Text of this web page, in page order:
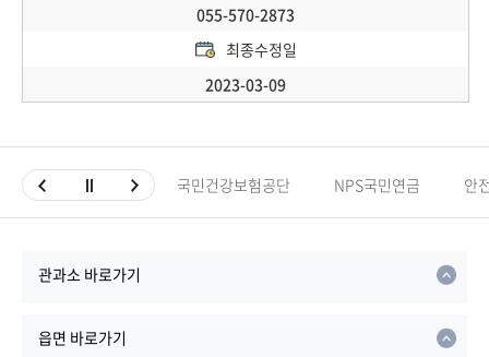
055-570-2873
최종수정일
2023-03-09
국민건강보험공단 NPS국민연금 안
관과소 바로가기
읍면 바로가기